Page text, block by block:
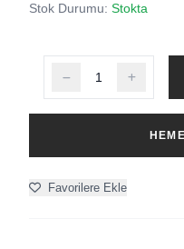
Stok Durumu: Stokta
Favorilere Ekle